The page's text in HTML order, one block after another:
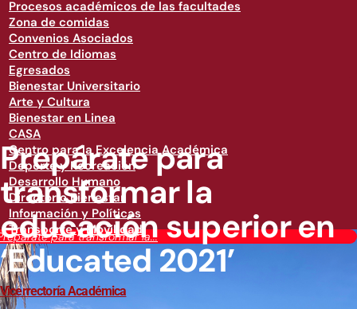
Procesos académicos de las facultades
Zona de comidas
Convenios Asociados
Centro de Idiomas
Egresados
Bienestar Universitario
Arte y Cultura
Bienestar en Linea
CASA
Centro para la Excelencia Académica
Deporte y Recreación
Desarrollo Humano
Directorio Bienestar
Información y Políticas
Transporte y Movilidad
para transformar la...
Prepárate para
transformar la
educación superior en
‘Educated 2021’
Vicerrectoría Académica